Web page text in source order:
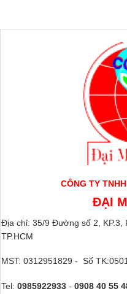
CÔNG TY
ĐẠI
Địa chỉ: 35/9 Đường số 2, KP.3,
TP.HCM
MST: 0312951829 - Số
Tel: 0985922933 - 0908 40 55